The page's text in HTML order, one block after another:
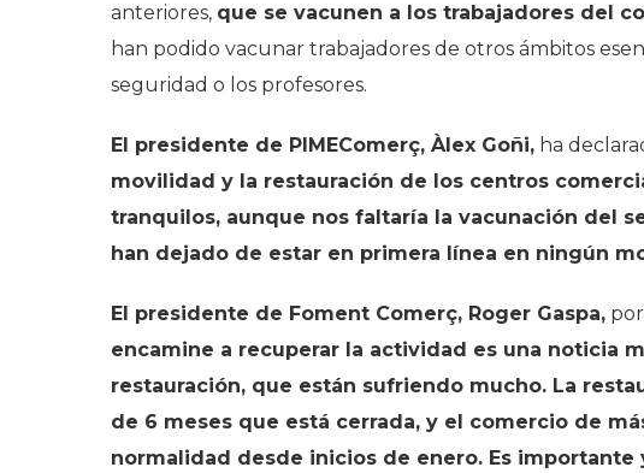
anteriores, que se vacunen a los trabajadores del
han podido vacunar trabajadores de otros ámbitos
seguridad o los profesores.
El presidente de PIMEComerç, Àlex Goñi, ha
movilidad y la restauración de los centros
tranquilos, aunque nos faltaría la vacunación del
han dejado de estar en primera línea en ningún
El presidente de Foment Comerç, Roger Gaspa,
encamine a recuperar la actividad es una noticia
restauración, que están sufriendo mucho. La
de 6 meses que está cerrada, y el comercio de
normalidad desde inicios de enero. Es